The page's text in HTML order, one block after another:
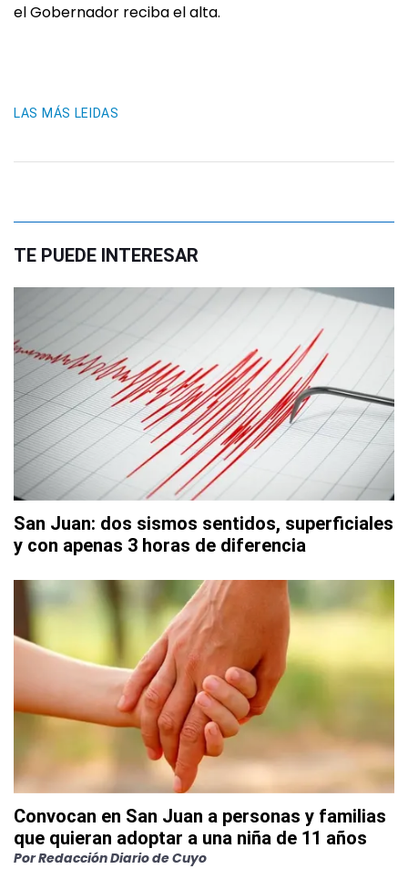
el Gobernador reciba el alta.
LAS MÁS LEIDAS
TE PUEDE INTERESAR
San Juan: dos sismos sentidos, superficiales
y con apenas 3 horas de diferencia
Convocan en San Juan a personas y familias
que quieran adoptar a una niña de 11 años
PorRedacción Diario de Cuyo